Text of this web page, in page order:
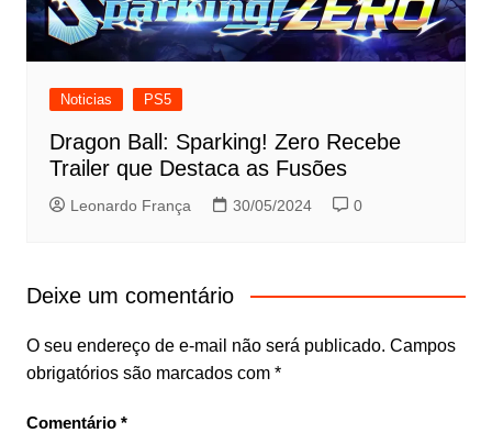
Noticias PS5
Dragon Ball: Sparking! Zero Recebe
Trailer que Destaca as Fusões
Leonardo França 30/05/2024 0
Deixe um comentário
O seu endereço de e-mail não será publicado. Campos
obrigatórios são marcados com *
Comentário *